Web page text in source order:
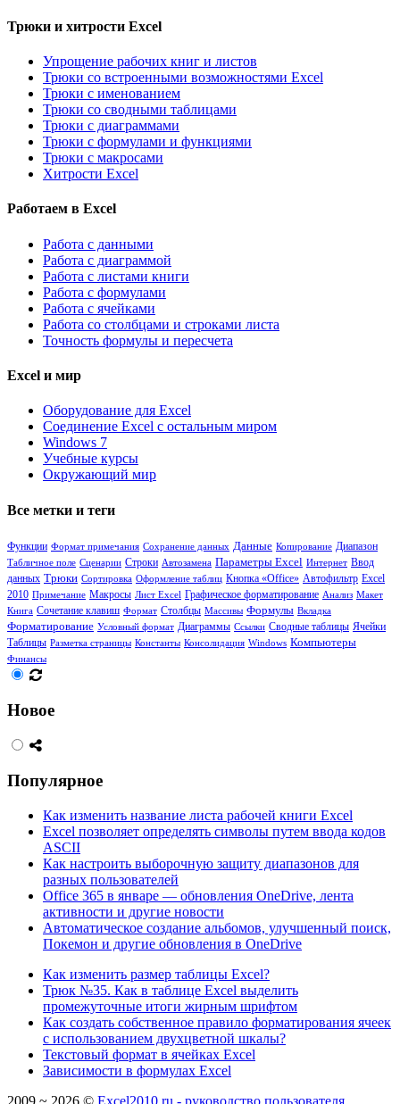
Трюки и хитрости Excel
Упрощение рабочих книг и листов
Трюки со встроенными возможностями Excel
Трюки с именованием
Трюки со сводными таблицами
Трюки с диаграммами
Трюки с формулами и функциями
Трюки с макросами
Хитрости Excel
Работаем в Excel
Работа с данными
Работа с диаграммой
Работа с листами книги
Работа с формулами
Работа с ячейками
Работа со столбцами и строками листа
Точность формулы и пересчета
Excel и мир
Оборудование для Excel
Соединение Excel с остальным миром
Windows 7
Учебные курсы
Окружающий мир
Все метки и теги
Функции Формат примечания Сохранение данных Данные Копирование Диапазон
Табличное поле Сценарии Строки Автозамена Параметры Excel Интернет Ввод
данных Трюки Сортировка Оформление таблиц Кнопка «Office» Автофильтр Excel
2010 Примечание Макросы Лист Excel Графическое форматирование Анализ Макет
Книга Сочетание клавиш Формат Столбцы Массивы Формулы Вкладка
Форматирование Условный формат Диаграммы Ссылки Сводные таблицы Ячейки
Таблицы Разметка страницы Константы Консолидация Windows Компьютеры
Финансы
Новое
Популярное
Как изменить название листа рабочей книги Excel
Excel позволяет определять символы путем ввода кодов
ASCII
Как настроить выборочную защиту диапазонов для
разных пользователей
Office 365 в январе — обновления OneDrive, лента
активности и другие новости
Автоматическое создание альбомов, улучшенный поиск,
Покемон и другие обновления в OneDrive
Как изменить размер таблицы Excel?
Трюк №35. Как в таблице Excel выделить
промежуточные итоги жирным шрифтом
Как создать собственное правило форматирования ячеек
с использованием двухцветной шкалы?
Текстовый формат в ячейках Excel
Зависимости в формулах Excel
2009 ~ 2026 © Excel2010.ru - руководство пользователя